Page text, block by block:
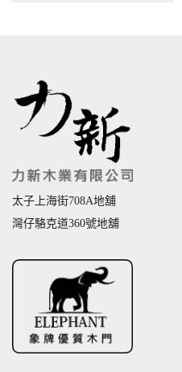
太子上海街708A地舖
灣仔駱克道360號地舖